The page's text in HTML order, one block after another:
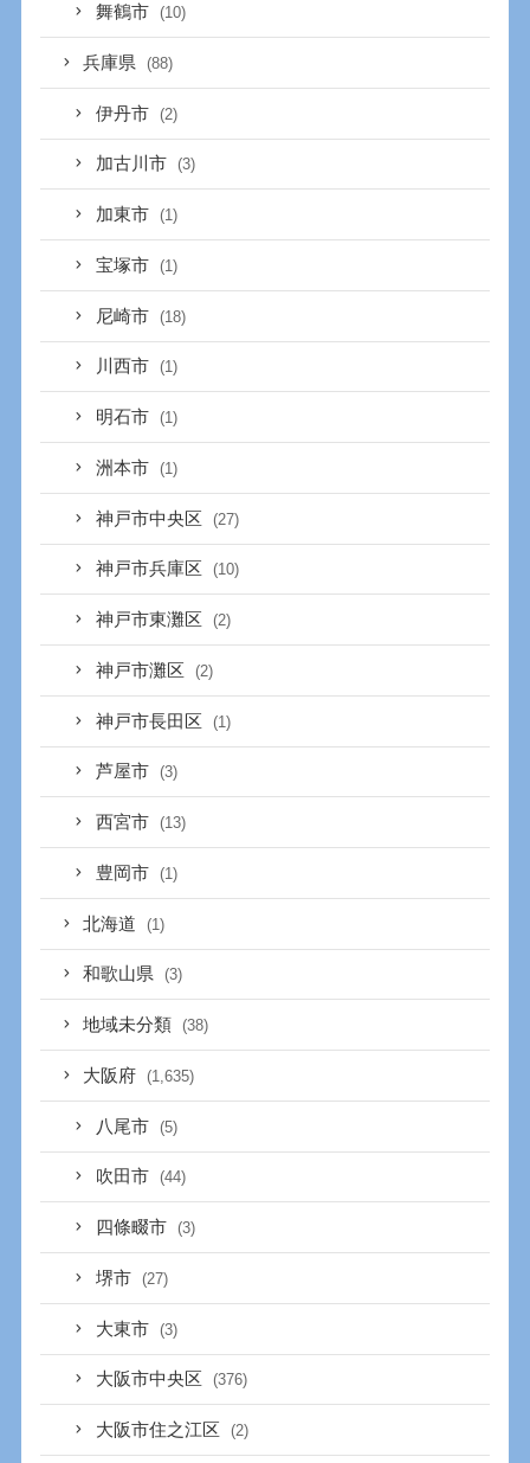
舞鶴市 (10)
兵庫県 (88)
伊丹市 (2)
加古川市 (3)
加東市 (1)
宝塚市 (1)
尼崎市 (18)
川西市 (1)
明石市 (1)
洲本市 (1)
神戸市中央区 (27)
神戸市兵庫区 (10)
神戸市東灘区 (2)
神戸市灘区 (2)
神戸市長田区 (1)
芦屋市 (3)
西宮市 (13)
豊岡市 (1)
北海道 (1)
和歌山県 (3)
地域未分類 (38)
大阪府 (1,635)
八尾市 (5)
吹田市 (44)
四條畷市 (3)
堺市 (27)
大東市 (3)
大阪市中央区 (376)
大阪市住之江区 (2)